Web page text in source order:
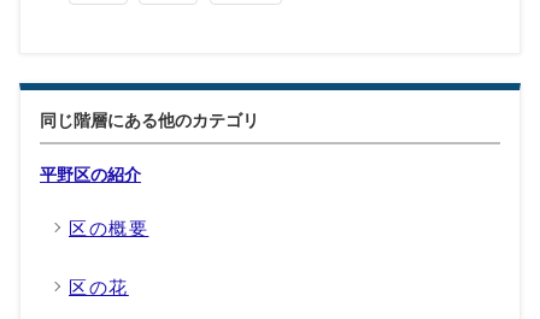
同じ階層にある他のカテゴリ
平野区の紹介
区の概要
区の花